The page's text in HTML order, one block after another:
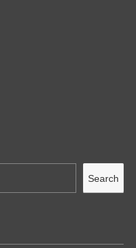
Search